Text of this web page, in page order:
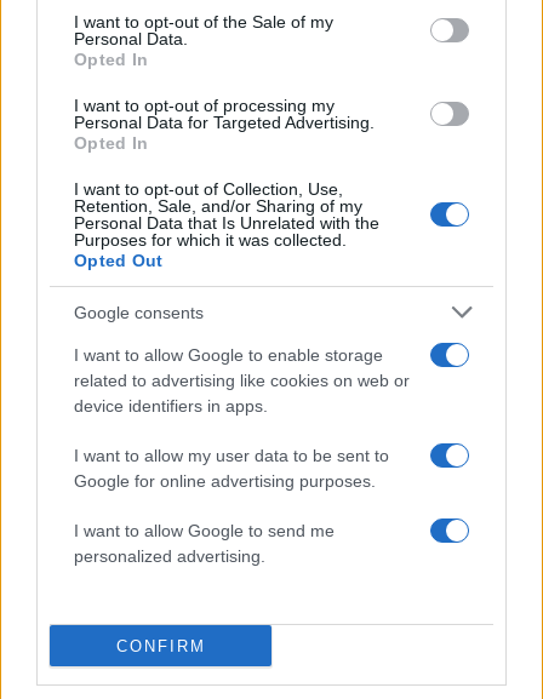
consent section.
I want to opt-out of the Sale of my
Personal Data.
Opted In
I want to opt-out of processing my
Personal Data for Targeted Advertising.
Opted In
I want to opt-out of Collection, Use,
Retention, Sale, and/or Sharing of my
Personal Data that Is Unrelated with the
Purposes for which it was collected.
Opted Out
Google consents
I want to allow Google to enable storage
related to advertising like cookies on web or
device identifiers in apps.
I want to allow my user data to be sent to
Google for online advertising purposes.
I want to allow Google to send me
personalized advertising.
CONFIRM
Σχόλια
Σχολίασε εδώ
Υποβολή σχολίου
Όροι Χρήσης . Το site προστατεύεται από reCAPTCHA, ισχύουν
Πολιτική Απορρήτου&Όροι Χρήσηςτης Google.
Share: